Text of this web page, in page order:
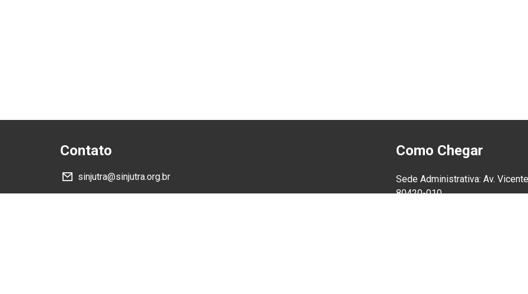
Contato
sinjutra@sinjutra.org.br
Como Chegar
Sede Administrativa: Av.
80420-010